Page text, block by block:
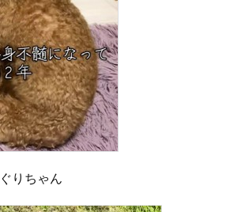
りちゃん